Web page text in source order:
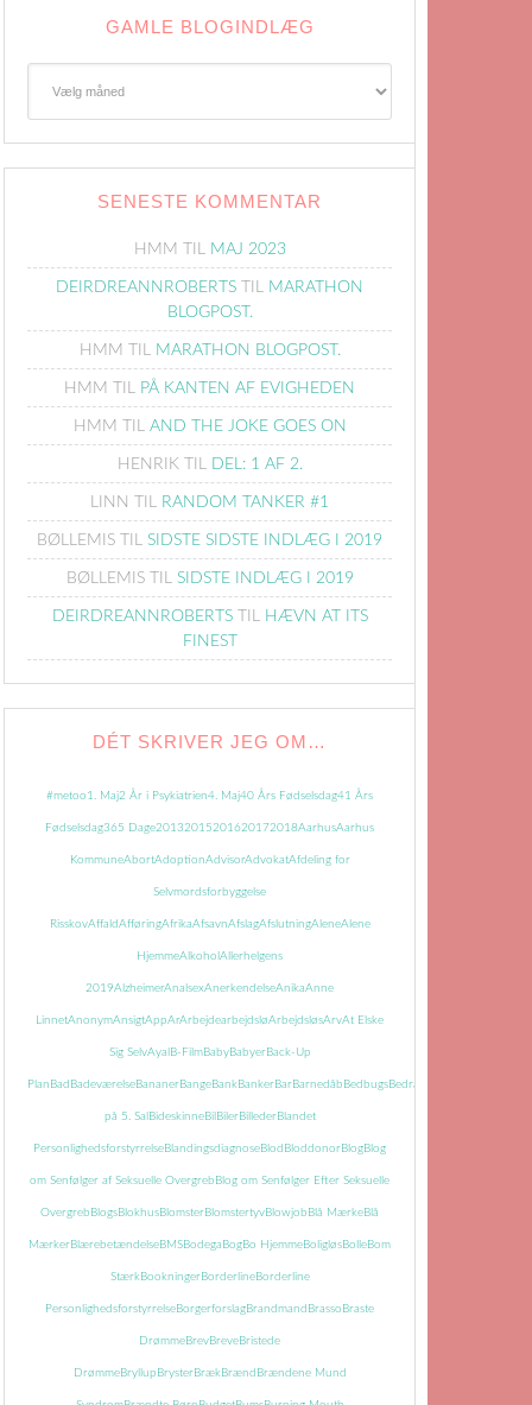
GAMLE BLOGINDLÆG
SENESTE KOMMENTAR
HMM TIL MAJ 2023
DEIRDREANNROBERTS TIL MARATHON
BLOGPOST.
HMM TIL MARATHON BLOGPOST.
HMM TIL PÅ KANTEN AF EVIGHEDEN
HMM TIL AND THE JOKE GOES ON
HENRIKTIL DEL: 1 AF 2.
LINN TIL RANDOM TANKER #1
BØLLEMIS TIL SIDSTE SIDSTE INDLÆG I 2019
BØLLEMISTIL SIDSTE INDLÆG I 2019
DEIRDREANNROBERTSTIL HÆVN AT ITS
FINEST
DÉT SKRIVER JEG OM…
#metoo 1. Maj2 År i Psykiatrien4. Maj40 Års Fødselsdag41 Års
Fødselsdag365 Dage20132015201620172018AarhusAarhus
KommuneAbortAdoptionAdvisorAdvokatAfdeling for
Selvmordsforbyggelse
RisskovAffald AfføringAfrikaAfsavnAfslagAfslutningAleneAlene
HjemmeAlkohol Allerhelgens
2019AlzheimerAnalsexAnerkendelseAnikaAnne
LinnetAnonymAnsigtAppArArbejdearbejdsløArbejdsløsArvAt Elske
Sig SelvAyal B-FilmBabyBabyerBack-Up
Plan Bad BadeværelseBananerBangeBankBankerBarBarnedåb BedbugsBedrageri
på 5. Sal BideskinneBil BilerBillederBlandet
PersonlighedsforstyrrelseBlandingsdiagnoseBlod BloddonorBlogBlog
om Senfølger af Seksuelle Overgreb Blog om Senfølger Efter Seksuelle
Overgreb BlogsBlokhusBlomsterBlomstertyvBlowjob Blå MærkeBlå
MærkerBlærebetændelseBMSBodega BogBo HjemmeBoligløsBolleBom
StærkBookningerBorderlineBorderline
PersonlighedsforstyrrelseBorgerforslagBrandmand Brasso Braste
DrømmeBrevBreveBristede
DrømmeBryllup BrysterBrækBrænd Brændene Mund